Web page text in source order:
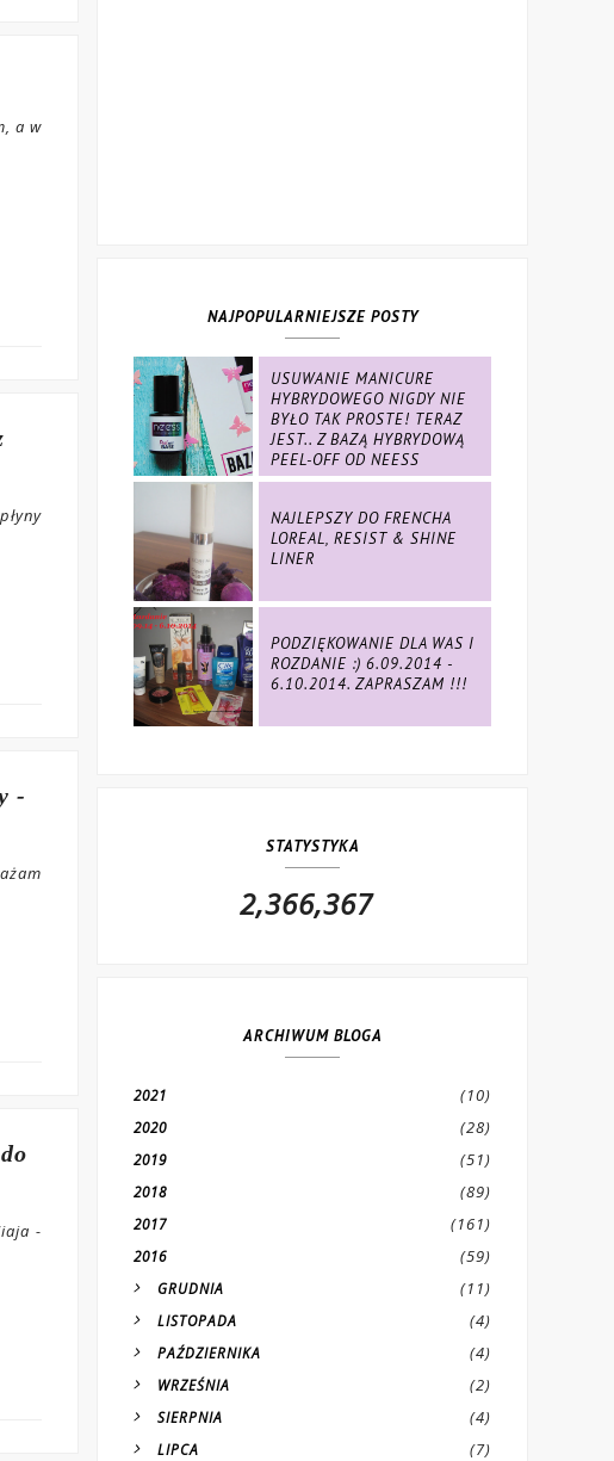
a w
-
-
NAJPOPULARNIEJSZE POSTY
USUWANIE MANICURE
HYBRYDOWEGO NIGDY NIE
BYŁO TAK PROSTE! TERAZ
JEST.. Z BAZĄ HYBRYDOWĄ
PEEL-OFF OD NEESS
NAJLEPSZY DO FRENCHA
LOREAL, RESIST & SHINE
LINER
PODZIĘKOWANIE DLA WAS I
ROZDANIE :) 6.09.2014 -
6.10.2014. ZAPRASZAM !!!
STATYSTYKA
2,366,367
ARCHIWUM BLOGA
2021 (10)
2020 (28)
2019 (51)
2018 (89)
2017 (161)
2016 (59)
GRUDNIA (11)
LISTOPADA (4)
PAŹDZIERNIKA (4)
WRZEŚNIA (2)
SIERPNIA (4)
LIPCA (7)